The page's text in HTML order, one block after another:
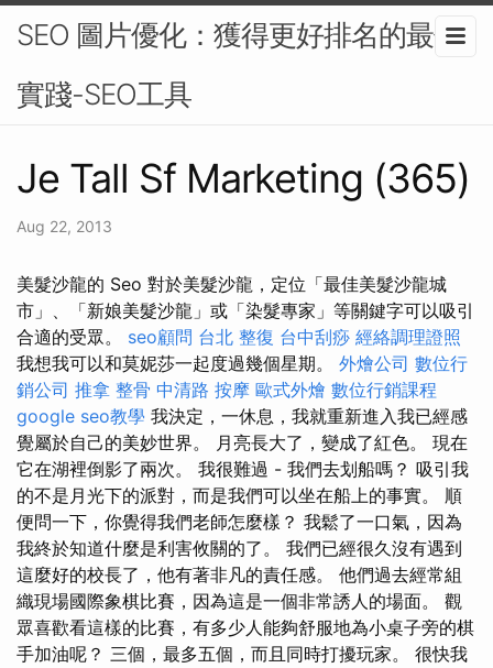
SEO 圖片優化：獲得更好排名的最佳
實踐-SEO工具
Je Tall Sf Marketing (365)
Aug 22, 2013
美髮沙龍的 Seo 對於美髮沙龍，定位「最佳美髮沙龍城
市」、「新娘美髮沙龍」或「染髮專家」等關鍵字可以吸引
合適的受眾。 seo顧問 台北 整復 台中刮痧 經絡調理證照
我想我可以和莫妮莎一起度過幾個星期。 外燴公司 數位行
銷公司 推拿 整骨 中清路 按摩 歐式外燴 數位行銷課程
google seo教學 我決定，一休息，我就重新進入我已經感
覺屬於自己的美妙世界。 月亮長大了，變成了紅色。 現在
它在湖裡倒影了兩次。 我很難過 - 我們去划船嗎？ 吸引我
的不是月光下的派對，而是我們可以坐在船上的事實。 順
便問一下，你覺得我們老師怎麼樣？ 我鬆了一口氣，因為
我終於知道什麼是利害攸關的了。 我們已經很久沒有遇到
這麼好的校長了，他有著非凡的責任感。 他們過去經常組
織現場國際象棋比賽，因為這是一個非常誘人的場面。 觀
眾喜歡看這樣的比賽，有多少人能夠舒服地為小桌子旁的棋
手加油呢？ 三個，最多五個，而且同時打擾玩家。 很快我